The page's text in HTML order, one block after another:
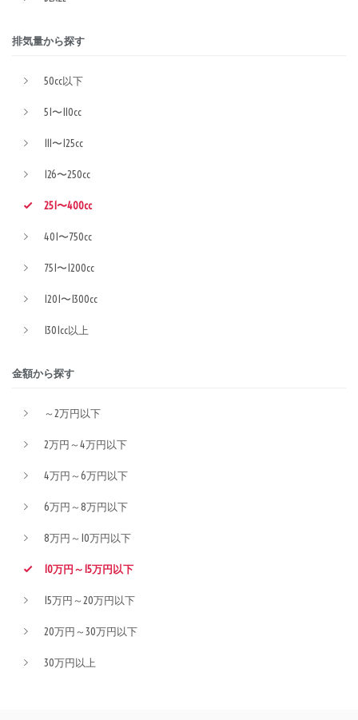
排気量から探す
50cc以下
51〜110cc
111〜125cc
126〜250cc
251〜400cc
401〜750cc
751〜1200cc
1201〜1300cc
1301cc以上
金額から探す
～2万円以下
2万円～4万円以下
4万円～6万円以下
6万円～8万円以下
8万円～10万円以下
10万円～15万円以下
15万円～20万円以下
20万円～30万円以下
30万円以上